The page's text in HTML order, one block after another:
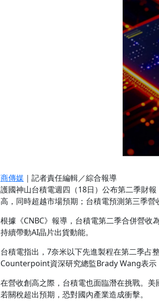
商傳媒｜記者責任編輯／綜合報導
護國神山台積電週四（18日）公布第二季財
高，同時超越市場預期；台積電預測第三季營
根據《CNBC》報導，台積電第二季合併營
持續帶動AI晶片出貨動能。
台積電指出，7奈米以下先進製程在第二季占
Counterpoint資深研究總監Brady Wang表示
在營收創高之際，台積電也面臨潛在挑戰。
若關稅超出預期，恐對國內產業造成衝擊。